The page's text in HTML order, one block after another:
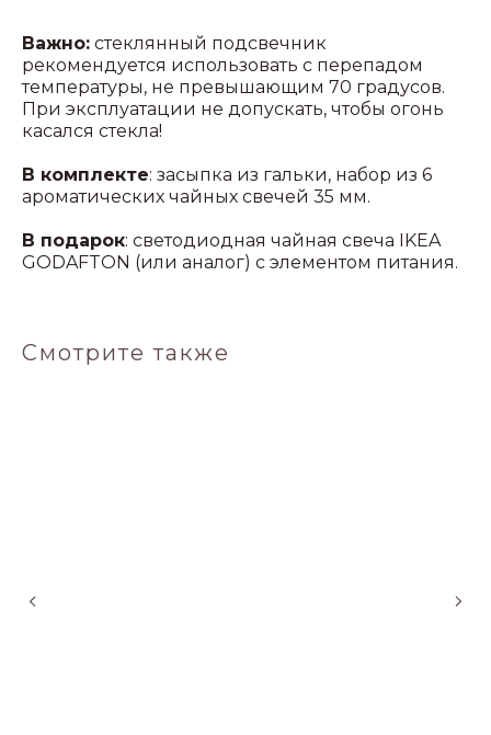
Важно: стеклянный подсвечник
рекомендуется использовать с перепадом
температуры, не превышающим 70 градусов.
При эксплуатации не допускать, чтобы огонь
касался стекла!
В комплекте: засыпка из гальки, набор из 6
ароматических чайных свечей 35 мм.
В подарок: светодиодная чайная свеча IKEA
GODAFTON (или аналог) с элементом питания.
Смотрите также